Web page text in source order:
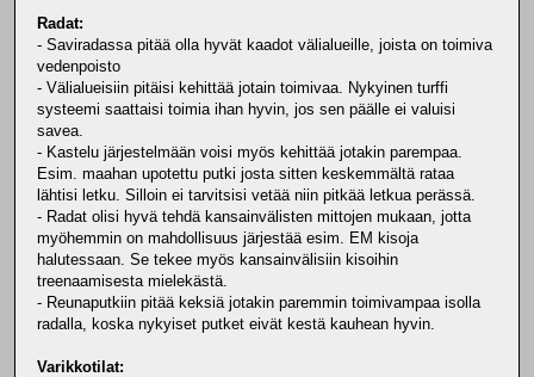
Radat:
- Saviradassa pitää olla hyvät kaadot välialueille, joista on toimiva
vedenpoisto
- Välialueisiin pitäisi kehittää jotain toimivaa. Nykyinen turffi
systeemi saattaisi toimia ihan hyvin, jos sen päälle ei valuisi
savea.
- Kastelu järjestelmään voisi myös kehittää jotakin parempaa.
Esim. maahan upotettu putki josta sitten keskemmältä rataa
lähtisi letku. Silloin ei tarvitsisi vetää niin pitkää letkua perässä.
- Radat olisi hyvä tehdä kansainvälisten mittojen mukaan, jotta
myöhemmin on mahdollisuus järjestää esim. EM kisoja
halutessaan. Se tekee myös kansainvälisiin kisoihin
treenaamisesta mielekästä.
- Reunaputkiin pitää keksiä jotakin paremmin toimivampaa isolla
radalla, koska nykyiset putket eivät kestä kauhean hyvin.
Varikkotilat: